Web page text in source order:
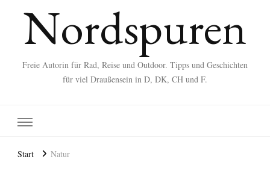
Nordspuren
Freie Autorin für Rad, Reise und Outdoor. Tipps und Geschichten
für viel Draußensein in D, DK, CH und F.
Start Natur